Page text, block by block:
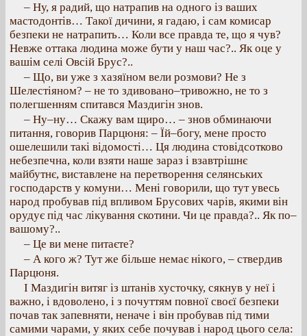
– Ну, я радий, що натрапив на одного із ваших
мастодонтів… Такої дичини, я гадаю, і сам комисар
безпеки не натрапить… Коли все правда те, що я чув?
Невже оттака людина може бути у наш час?.. Як оце у
вашім селі Овсій Брус?..
– Що, ви уже з хазяїном вели розмови? Не з
Шелестіяном? – не то здивовано–тривожно, не то з
полегшенням спитався Маздигін знов.
– Ну–ну… Скажу вам щиро… – знов обминаючи
питання, говорив Парцюня: – Їй–богу, мене просто
ошелешили такі відомості… Ця людина стовідсотково
небезпечна, коли взяти наше зараз і взавтрішнє
майбутнє, виставлене на перетворення селянських
господарств у комуни… Мені говорили, що тут увесь
народ пробував під впливом Брусових чарів, якими він
орудує під час лікування скотини. Чи це правда?.. Як по–
вашому?..
– Це ви мене питаєте?
– А кого ж? Тут же більше немає нікого, – ствердив
Парцюня.
І Маздигін витяг із штанів хусточку, сякнув у неї і
важно, і вдоволено, і з почуттям повної своєї безпеки
почав так запевняти, неначе і він пробував під тими
самими чарами, у яких себе почував і народ цього села: